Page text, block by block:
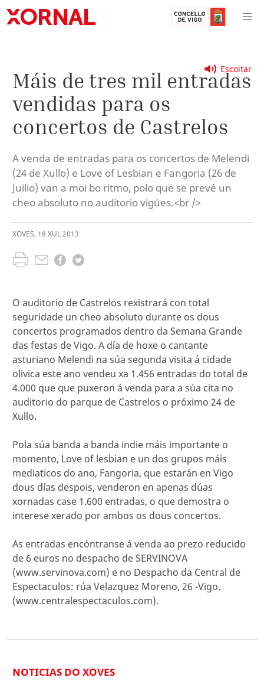
Escoitar
Máis de tres mil entradas
vendidas para os
concertos de Castrelos
A venda de entradas para os concertos de Melendi
(24 de Xullo) e Love of Lesbian e Fangoria (26 de
Juilio) van a moi bo ritmo, polo que se prevé un
cheo absoluto no auditorio vigúes.<br />
XOVES, 18 XUL2013
O auditorio de Castrelos rexistrará con total
seguridade un cheo absoluto durante os dous
concertos programados dentro da Semana Grande
das festas de Vigo. A día de hoxe o cantante
asturiano Melendi na súa segunda visita á cidade
olivica este ano vendeu xa 1.456 entradas do total de
4.000 que que puxeron á venda para a súa cita no
auditorio do parque de Castrelos o próximo 24 de
Xullo.
Pola súa banda a banda indie máis importante o
momento, Love of lesbian e un dos grupos máis
mediaticos do ano, Fangoria, que estarán en Vigo
dous días despois, venderon en apenas dúas
xornadas case 1.600 entradas, o que demostra o
interese xerado por ambos os dous concertos.
As entradas encóntranse á venda ao prezo reducido
de 6 euros no despacho de SERVINOVA
(www.servinova.com) e no Despacho da Central de
Espectaculos: rúa Velazquez Moreno, 26 -Vigo.
(www.centralespectaculos.com).
NOTICIAS DO XOVES